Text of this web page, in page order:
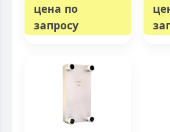
цена по
запросу